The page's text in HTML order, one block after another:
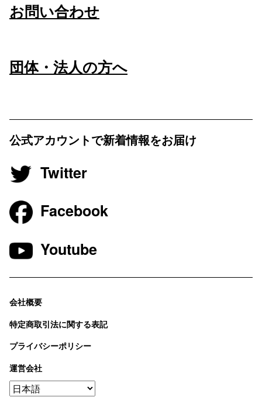
お問い合わせ
団体・法人の方へ
公式アカウントで新着情報をお届け
Twitter
Facebook
Youtube
会社概要
特定商取引法に関する表記
プライバシーポリシー
運営会社